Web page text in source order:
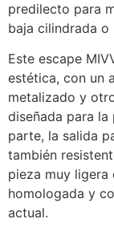
predilecto para
baja cilindrada o
Este escape
estética, con un
metalizado y
diseñada para
parte, la salida
también
pieza muy
homologada y
actual.